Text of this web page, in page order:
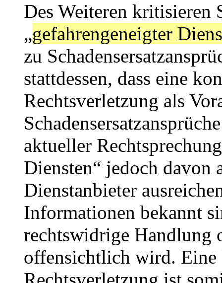
Des Weiteren kritisieren
„gefahrengeneigter
zu
stattdessen, dass eine
Rechtsverletzung als
aktueller
Diensten“ jedoch davon
Dienstanbieter
Informationen bekannt
rechtswidrige Handlung
offensichtlich wird.